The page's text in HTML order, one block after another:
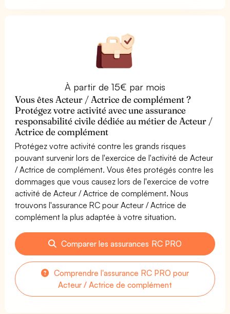
À partir de 15€ par mois
Vous êtes Acteur / Actrice de complément ?
Protégez votre activité avec une assurance
responsabilité civile dédiée au métier de Acteur /
Actrice de complément
Protégez votre activité contre les grands risques
pouvant survenir lors de l'exercice de l'activité de Acteur
/ Actrice de complément. Vous êtes protégés contre les
dommages que vous causez lors de l'exercice de votre
activité de Acteur / Actrice de complément. Nous
trouvons l'assurance RC pour Acteur / Actrice de
complément la plus adaptée à votre situation.
Comparer les assurances RC PRO
Comprendre l'assurance RC PRO pour
Acteur / Actrice de complément